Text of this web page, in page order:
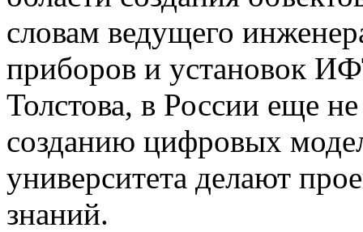
словам ведущего
приборов и установок
Толстова, в России еще
созданию цифровых
университета делают
знаний.